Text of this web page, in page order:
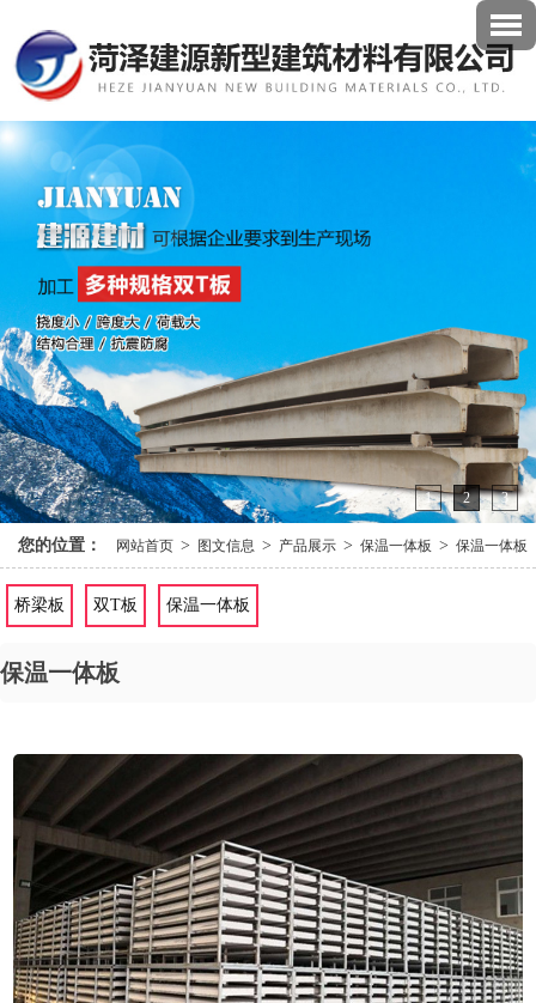
1 2 3
您的位置： 网站首页 > 图文信息 > 产品展示 > 保温一体板 > 保温一体板
桥梁板 双T板 保温一体板
保温一体板